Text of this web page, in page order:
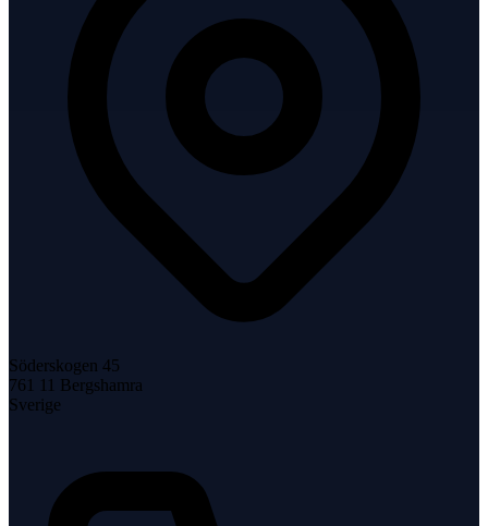
Söderskogen 45
761 11 Bergshamra
Sverige